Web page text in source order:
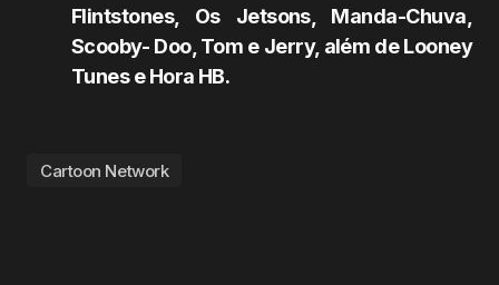
Flintstones, Os Jetsons, Manda-Chuva,
Scooby- Doo, Tom e Jerry, além de Looney
Tunes e Hora HB.
Cartoon Network